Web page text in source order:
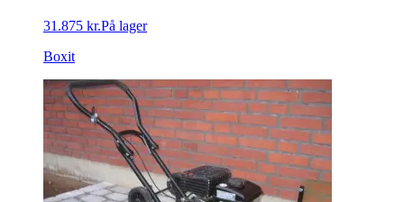
31.875 kr.På lager
Boxit